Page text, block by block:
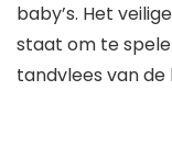
baby’s. Het
staat om te
tandvlees van